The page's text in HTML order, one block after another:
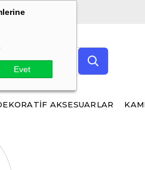
Evet
KARGO!
AKSESUARLAR